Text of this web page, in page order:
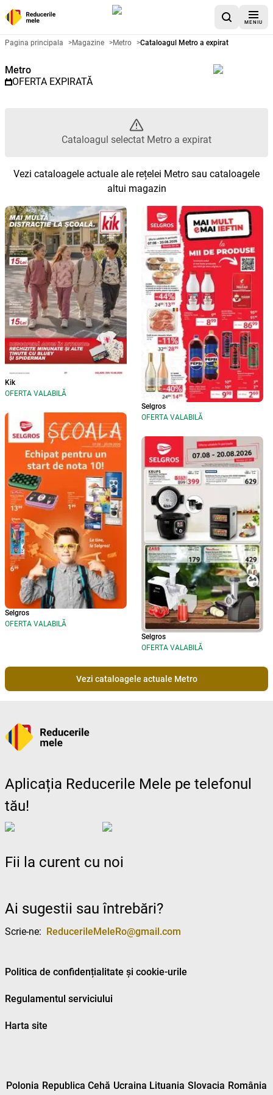
MENIU
Catalog promoțional Metro -
Pagina principala >Magazine >Metro >Cataloagul Metro a expirat
Metro
OFERTA EXPIRATĂ
Cataloagul selectat Metro a expirat
Vezi cataloagele actuale ale rețelei Metro sau cataloagele
altui magazin
Kik
OFERTA VALABILĂ
Selgros
OFERTA VALABILĂ
Selgros
OFERTA VALABILĂ
Selgros
OFERTA VALABILĂ
Vezi cataloagele actuale Metro
Aplicația Reducerile Mele pe telefonul
tău!
Fii la curent cu noi
Ai sugestii sau întrebări?
Scrie-ne: ReducerileMeleRo@gmail.com
Politica de confidențialitate și cookie-urile
Regulamentul serviciului
Harta site
Polonia Republica Cehă Ucraina Lituania Slovacia România